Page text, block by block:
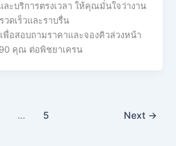
ะบริการตรงเวลา ให้คุณมั่นใจว่างาน
ดเร็วและราบรื่น
พื่อสอบถามราคาและจองคิวล่วงหน้า
คุณ ต่อพิชยาเครน
… 5 Next →